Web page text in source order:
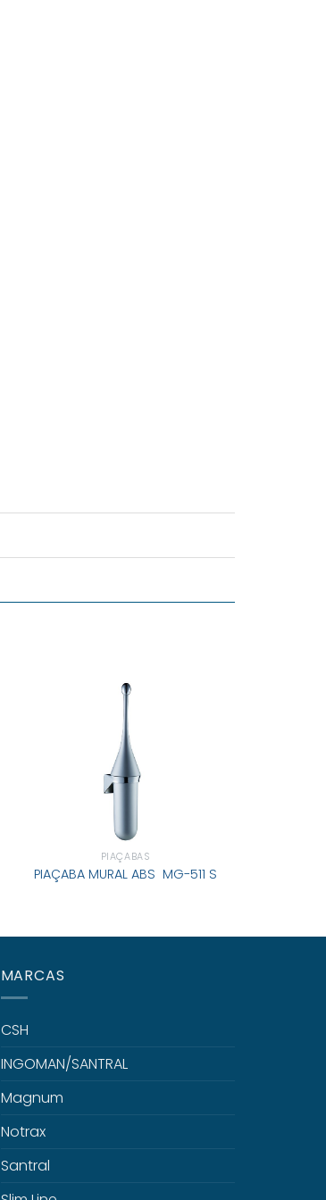
PIAÇABAS
PIAÇABA MURAL ABS MG-511 S
MARCAS
CSH
INGOMAN/SANTRAL
Magnum
Notrax
Santral